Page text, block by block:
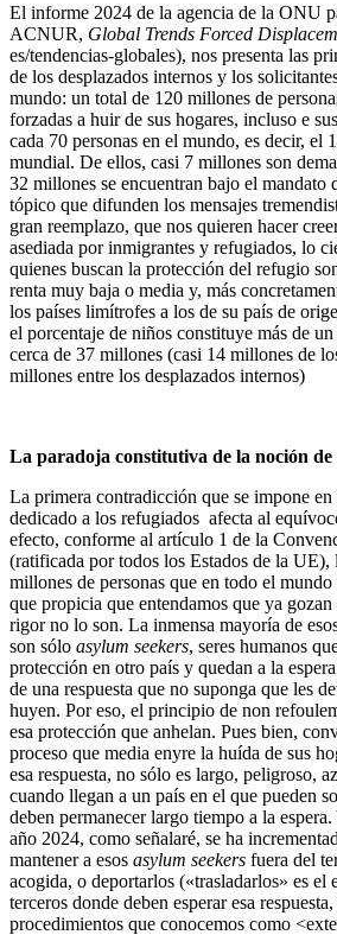
El informe 2024 de la agencia de la ONU
ACNUR, Global Trends Forced
es/tendencias-globales), nos presenta las
de los desplazados internos y los
mundo: un total de 120 millones de
forzadas a huir de sus hogares, incluso e
cada 70 personas en el mundo, es decir, el
mundial. De ellos, casi 7 millones son
32 millones se encuentran bajo el
tópico que difunden los mensajes
gran reemplazo, que nos quieren hacer
asediada por inmigrantes y refugiados, lo
quienes buscan la protección del refugio
renta muy baja o media y, más
los países limítrofes a los de su país de
el porcentaje de niños constituye más de
cerca de 37 millones (casi 14 millones de
millones entre los desplazados internos)
La paradoja constitutiva de la noción
La primera contradicción que se impone en
dedicado a los refugiados afecta al
efecto, conforme al artículo 1 de la
(ratificada por todos los Estados de la UE),
millones de personas que en todo el mundo
que propicia que entendamos que ya
rigor no lo son. La inmensa mayoría de
son sólo asylum seekers, seres humanos
protección en otro país y quedan a la
de una respuesta que no suponga que les
huyen. Por eso, el principio de non
esa protección que anhelan. Pues bien,
proceso que media enyre la huída de sus
esa respuesta, no sólo es largo, peligroso,
cuando llegan a un país en el que pueden
deben permanecer largo tiempo a la
año 2024, como señalaré, se ha
mantener a esos asylum seekers fuera del
acogida, o deportarlos («trasladarlos» es el
terceros donde deben esperar esa
procedimientos que conocemos como